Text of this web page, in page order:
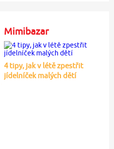
Mimibazar
4 tipy, jak v létě zpestřit
jídelníček malých dětí